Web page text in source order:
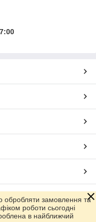
обробляти замовлення та
роботи сьогодні
в найближчий